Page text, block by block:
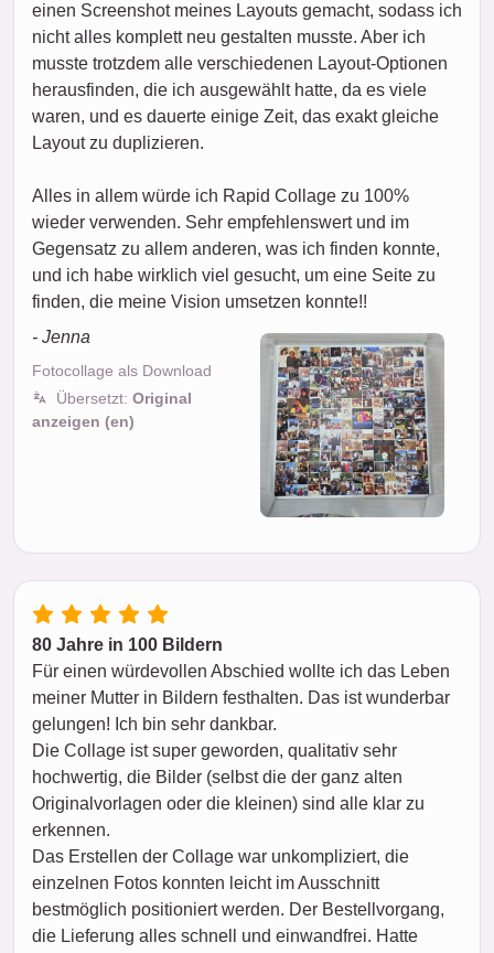
einen Screenshot meines Layouts gemacht, sodass ich
nicht alles komplett neu gestalten musste. Aber ich
musste trotzdem alle verschiedenen Layout-Optionen
herausfinden, die ich ausgewählt hatte, da es viele
waren, und es dauerte einige Zeit, das exakt gleiche
Layout zu duplizieren.
Alles in allem würde ich Rapid Collage zu 100%
wieder verwenden. Sehr empfehlenswert und im
Gegensatz zu allem anderen, was ich finden konnte,
und ich habe wirklich viel gesucht, um eine Seite zu
finden, die meine Vision umsetzen konnte!!
- Jenna
Fotocollage als Download
Übersetzt: Original
anzeigen (en)
80 Jahre in 100 Bildern
Für einen würdevollen Abschied wollte ich das Leben
meiner Mutter in Bildern festhalten. Das ist wunderbar
gelungen! Ich bin sehr dankbar.
Die Collage ist super geworden, qualitativ sehr
hochwertig, die Bilder (selbst die der ganz alten
Originalvorlagen oder die kleinen) sind alle klar zu
erkennen.
Das Erstellen der Collage war unkompliziert, die
einzelnen Fotos konnten leicht im Ausschnitt
bestmöglich positioniert werden. Der Bestellvorgang,
die Lieferung alles schnell und einwandfrei. Hatte